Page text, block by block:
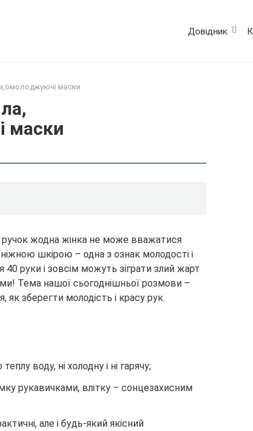
Довідник
маски
маски
ручок жодна жінка не може вважатися
шкірою – одна з ознак молодості і
40 руки і зовсім можуть зіграти злий жарт
Тема нашої сьогоднішньої розмови –
зберегти молодість і красу рук.
воду, ні холодну і ні гарячу;
рукавичками, влітку – сонцезахисним
але і будь-який якісний